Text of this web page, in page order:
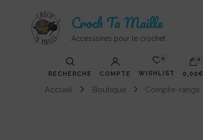
Croch Ta Maille
Accessoires pour le crochet
RECHERCHE COMPTE
0
WISHLIST
0
0,00€
Accueil Boutique Compte-rangs